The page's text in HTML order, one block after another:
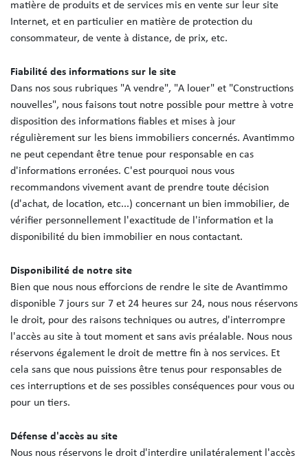
matière de produits et de services mis en vente sur leur site
Internet, et en particulier en matière de protection du
consommateur, de vente à distance, de prix, etc.
Fiabilité des informations sur le site
Dans nos sous rubriques "A vendre", "A louer" et "Constructions
nouvelles", nous faisons tout notre possible pour mettre à votre
disposition des informations fiables et mises à jour
régulièrement sur les biens immobiliers concernés. Avantimmo
ne peut cependant être tenue pour responsable en cas
d'informations erronées. C'est pourquoi nous vous
recommandons vivement avant de prendre toute décision
(d'achat, de location, etc...) concernant un bien immobilier, de
vérifier personnellement l'exactitude de l'information et la
disponibilité du bien immobilier en nous contactant.
Disponibilité de notre site
Bien que nous nous efforcions de rendre le site de Avantimmo
disponible 7 jours sur 7 et 24 heures sur 24, nous nous réservons
le droit, pour des raisons techniques ou autres, d'interrompre
l'accès au site à tout moment et sans avis préalable. Nous nous
réservons également le droit de mettre fin à nos services. Et
cela sans que nous puissions être tenus pour responsables de
ces interruptions et de ses possibles conséquences pour vous ou
pour un tiers.
Défense d'accès au site
Nous nous réservons le droit d'interdire unilatéralement l'accès